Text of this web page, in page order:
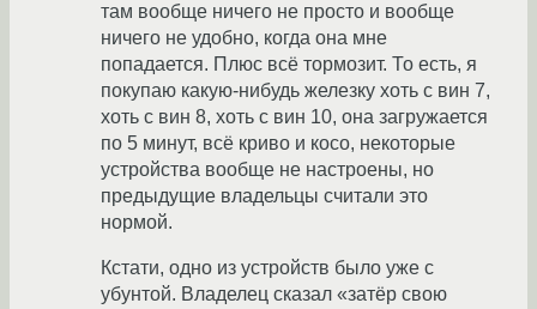
там вообще ничего не просто и вообще
ничего не удобно, когда она мне
попадается. Плюс всё тормозит. То есть, я
покупаю какую-нибудь железку хоть с вин 7,
хоть с вин 8, хоть с вин 10, она загружается
по 5 минут, всё криво и косо, некоторые
устройства вообще не настроены, но
предыдущие владельцы считали это
нормой.
Кстати, одно из устройств было уже с
убунтой. Владелец сказал «затёр свою